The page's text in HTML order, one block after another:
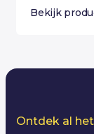
Bekijk
Ontdek al